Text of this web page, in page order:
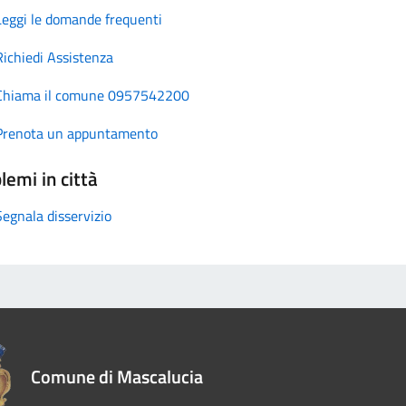
le domande frequenti
Assistenza
il comune 0957542200
un appuntamento
in città
disservizio
Comune di Mascalucia